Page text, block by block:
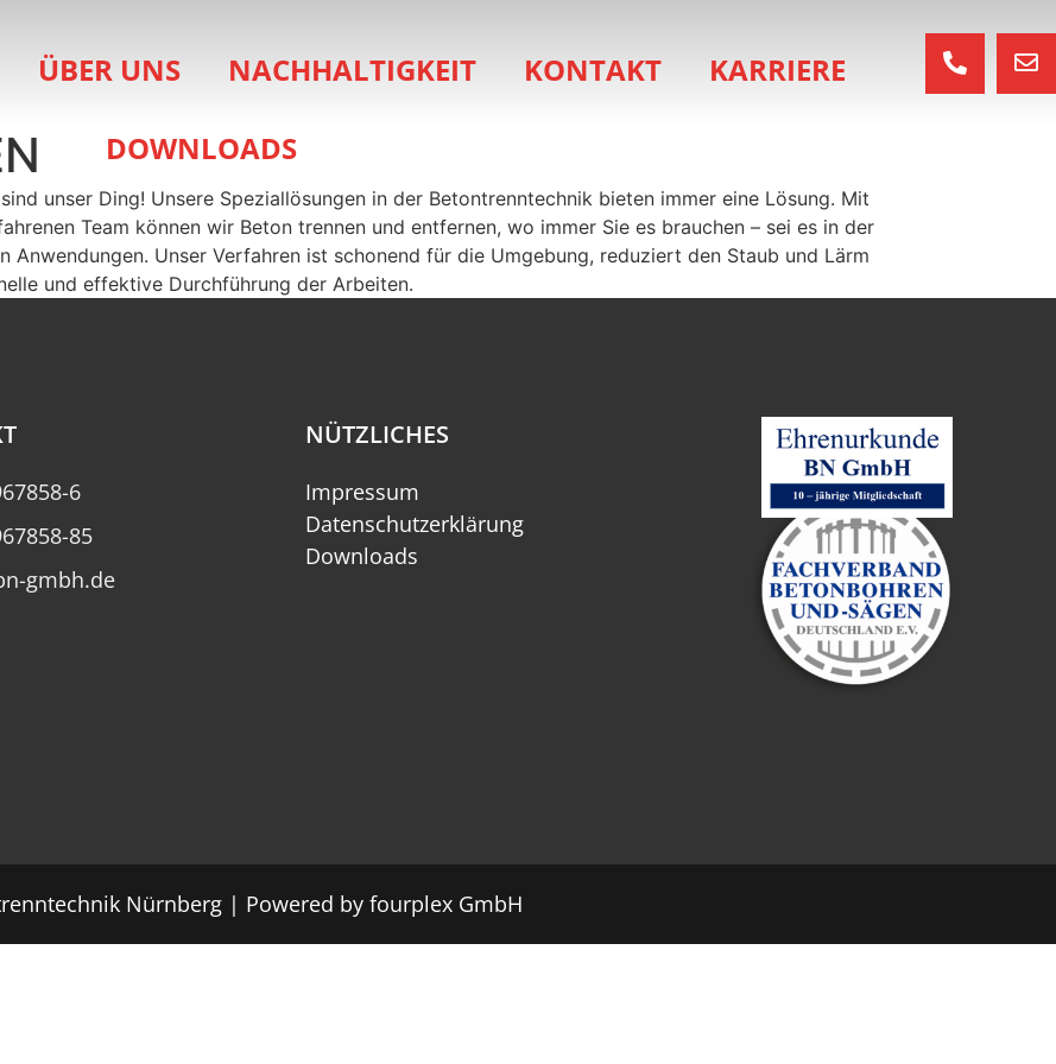
ÜBER UNS NACHHALTIGKEIT KONTAKT
KARRIERE
DOWNLOADS
unser Ding! Unsere Speziallösungen in der Betontrenntechnik bieten immer eine Lösung. Mit
Team können wir Beton trennen und entfernen, wo immer Sie es brauchen – sei es in der
Anwendungen. Unser Verfahren ist schonend für die Umgebung, reduziert den Staub und Lärm
und effektive Durchführung der Arbeiten.
6
85
gmbh.de
NÜTZLICHES
Impressum
Datenschutzerklärung
Downloads
Nürnberg | Powered by fourplex GmbH